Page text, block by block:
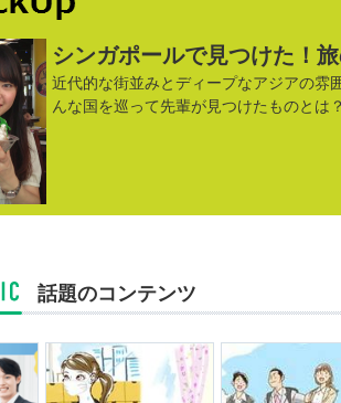
シンガポールで見つけた！
近代的な街並みとディープなアジアの
んな国を巡って先輩が見つけたものとは？
話題のコンテンツ